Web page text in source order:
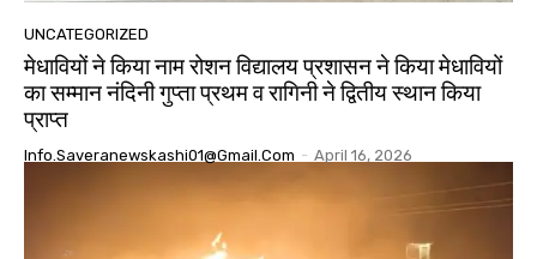
UNCATEGORIZED
मेधावियों ने किया नाम रोशन विद्यालय प्रशासन ने किया मेधावियों
का सम्मान नंदिनी गुप्ता प्रथम व रागिनी ने द्वितीय स्थान किया
प्राप्त
Info.saveranewskashi01@gmail.com - April 16, 2026